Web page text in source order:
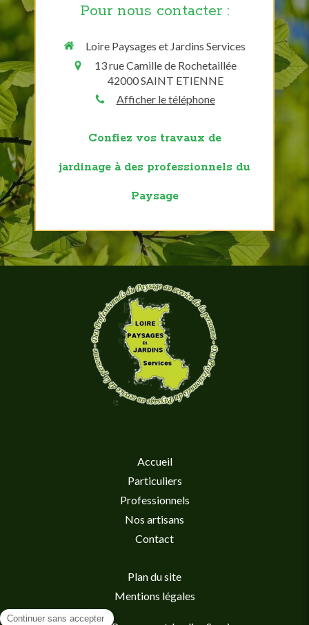
Pour nous contacter :
Loire Paysages et Jardins Services
13 rue Camille de Rochetaillée
42000SAINT ETIENNE
Afficher le téléphone
Confiez vos travaux de
jardinage à des professionnels du
Paysage
Accueil
Particuliers
Professionnels
Nos artisans
Contact
Plan du site
Mentions légales